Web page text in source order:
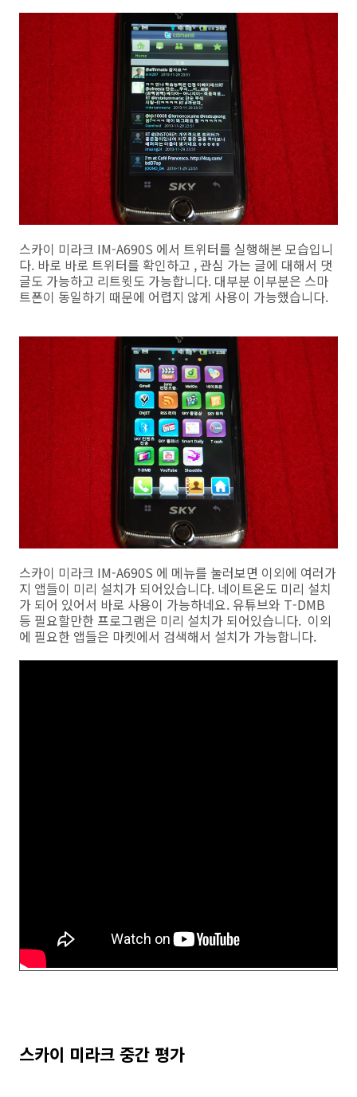
스카이 미라크 IM-A690S 에서 트위터를 실행해본 모습입니
다. 바로 바로 트위터를 확인하고 , 관심 가는 글에 대해서 댓
글도 가능하고 리트윗도 가능합니다. 대부분 이부분은 스마
트폰이 동일하기 때문에 어렵지 않게 사용이 가능했습니다.
스카이 미라크 IM-A690S 에 메뉴를 눌러보면 이외에 여러가
지 앱들이 미리 설치가 되어있습니다. 네이트온도 미리 설치
가 되어 있어서 바로 사용이 가능하네요. 유튜브와 T-DMB
등 필요할만한 프로그램은 미리 설치가 되어있습니다. 이외
에 필요한 앱들은 마켓에서 검색해서 설치가 가능합니다.
스카이 미라크 중간 평가